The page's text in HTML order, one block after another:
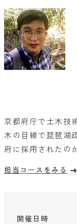
京都府庁で土木技
木の目線で琵琶湖
府に採用されたの
担当コースをみる
開催日時